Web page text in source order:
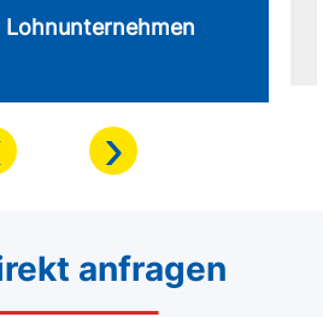
›
anfragen